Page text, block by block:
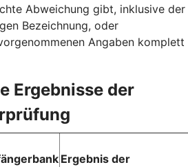
Abweichung gibt, inklusive der
Bezeichnung, oder
Angaben komplett
Ergebnisse der
Ergebnis der